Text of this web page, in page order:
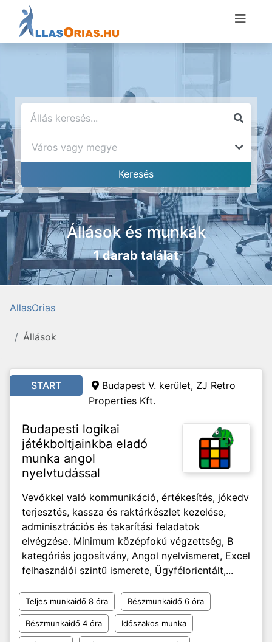
Állások és munkák
1 darab találat
AllasOrias
Állások
START
Budapest V. kerület, ZJ Retro
Properties Kft.
Budapesti logikai
játékboltjainkba eladó
munka angol
nyelvtudással
Vevőkkel való kommunikáció, értékesítés, jókedv
terjesztés, kassza és raktárkészlet kezelése,
adminisztrációs és takarítási feladatok
elvégzése. Minimum középfokú végzettség, B
kategóriás jogosítvány, Angol nyelvismeret, Excel
felhasználói szintű ismerete, Ügyfélorientált,...
Teljes munkaidő 8 óra Részmunkaidő 6 óra
Részmunkaidő 4 óra Időszakos munka